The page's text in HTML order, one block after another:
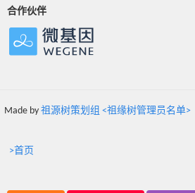
合作伙伴
Made by 祖源树策划组 <祖缘树管理员名单>
>首页